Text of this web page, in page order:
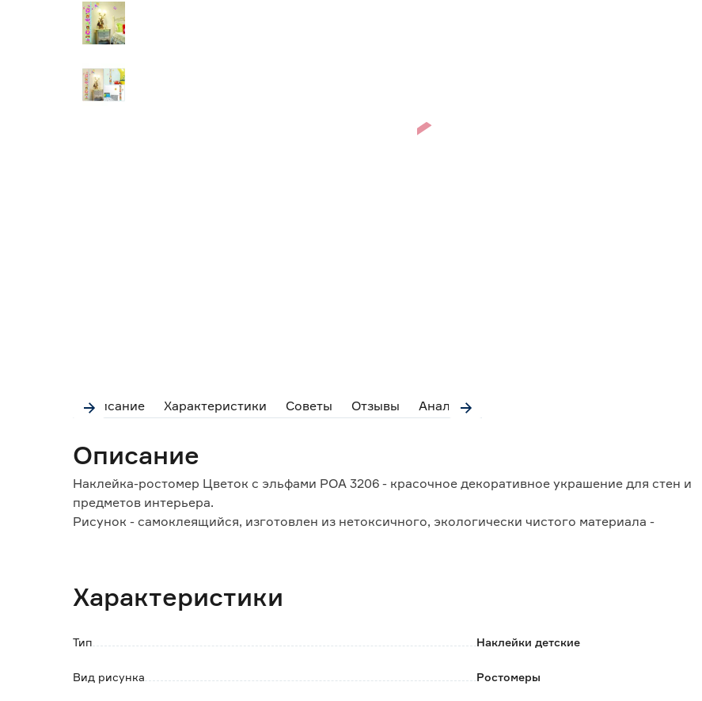
Описание Характеристики Советы Отзывы Аналоги
Описание
Наклейка-ростомер Цветок с эльфами POA 3206 - красочное декоративное украшение для стен и
предметов интерьера.
Рисунок - самоклеящийся, изготовлен из нетоксичного, экологически чистого материала -
бумажных обоев.
обезжиренной.
Характеристики
Тип Наклейки детские
Вид рисунка Ростомеры